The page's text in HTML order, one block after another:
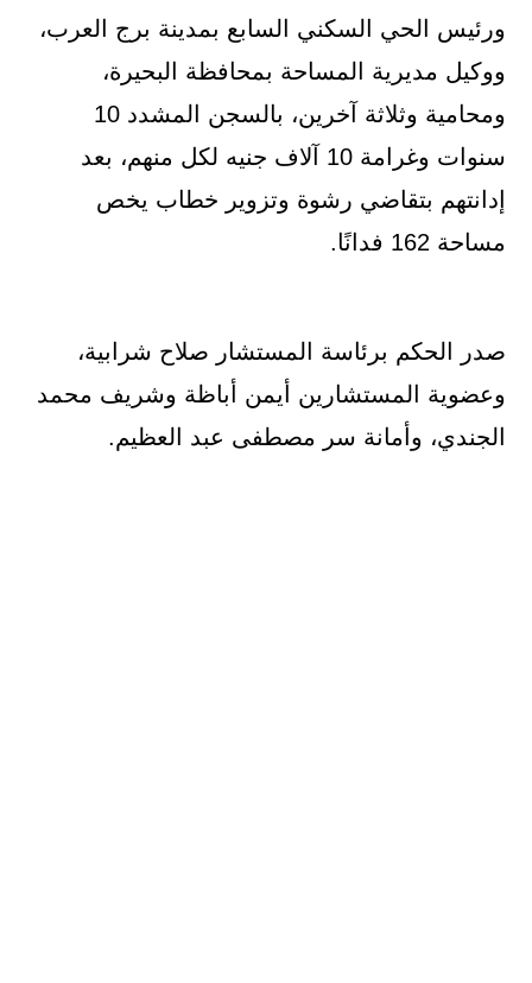
ورئيس الحي السكني السابع بمدينة برج العرب،
ووكيل مديرية المساحة بمحافظة البحيرة،
ومحامية وثلاثة آخرين، بالسجن المشدد 10
سنوات وغرامة 10 آلاف جنيه لكل منهم، بعد
إدانتهم بتقاضي رشوة وتزوير خطاب يخص
مساحة 162 فدانًا.
صدر الحكم برئاسة المستشار صلاح شرابية،
وعضوية المستشارين أيمن أباظة وشريف محمد
الجندي، وأمانة سر مصطفى عبد العظيم.